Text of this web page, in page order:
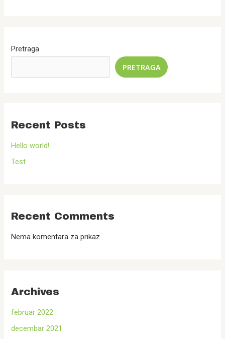
Pretraga
PRETRAGA
Recent Posts
Hello world!
Test
Recent Comments
Nema komentara za prikaz.
Archives
februar 2022
decembar 2021